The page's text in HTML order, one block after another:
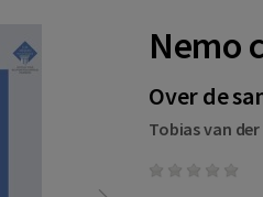
Nemo
Over de
Tobias van der